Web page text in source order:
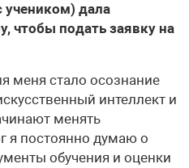
учеником) дала
чтобы подать заявку на
меня стало осознание
интеллект и
менять
я постоянно думаю о
обучения и оценки